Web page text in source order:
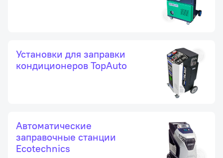
Установки для заправки
кондиционеров TopAuto
Автоматические
заправочные станции
Ecotechnics